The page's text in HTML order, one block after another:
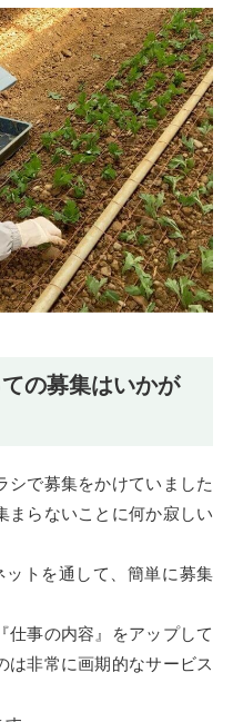
の募集はいかが
シで募集をかけていました
まらないことに何か寂しい
トを通して、簡単に募集
仕事の内容』をアップして
は非常に画期的なサービス